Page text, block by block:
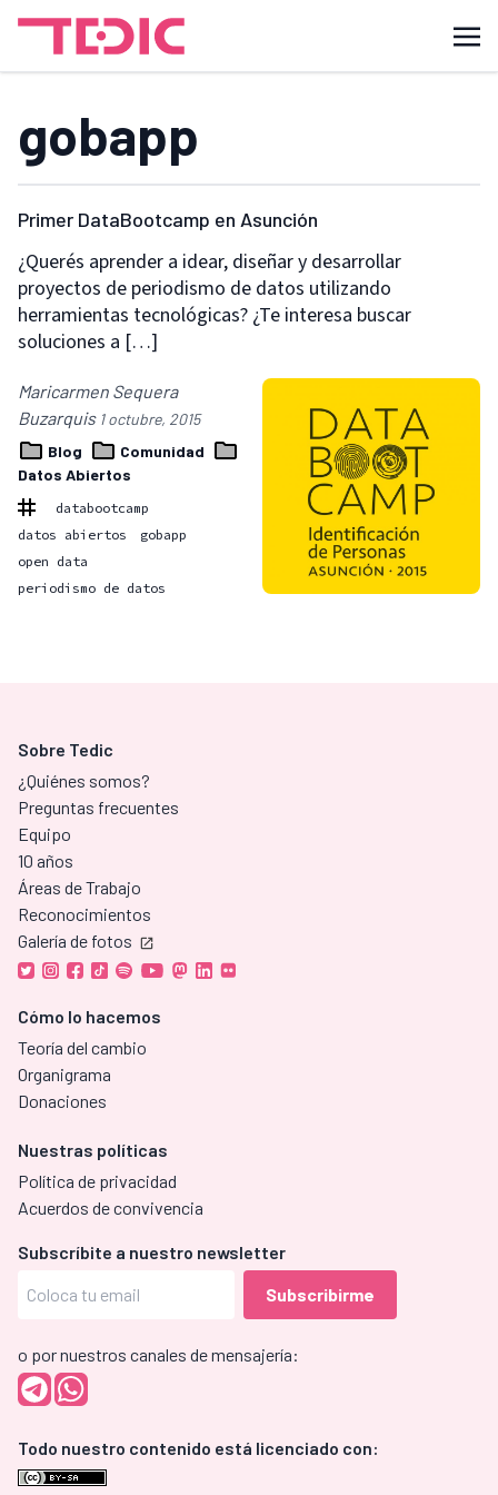
gobapp
Primer DataBootcamp en Asunción
¿Querés aprender a idear, diseñar y desarrollar
proyectos de periodismo de datos utilizando
herramientas tecnológicas? ¿Te interesa buscar
soluciones a […]
Maricarmen Sequera
Buzarquis 1 octubre, 2015
Blog
Comunidad
Datos Abiertos
databootcamp
datos abiertos
gobapp
open data
periodismo de datos
Sobre Tedic
¿Quiénes somos?
Preguntas frecuentes
Equipo
10 años
Áreas de Trabajo
Reconocimientos
Galería de fotos
Cómo lo hacemos
Teoría del cambio
Organigrama
Donaciones
Nuestras políticas
Política de privacidad
Acuerdos de convivencia
Subscríbite a nuestro newsletter
o por nuestros canales de mensajería:
Todo nuestro contenido está licenciado con: